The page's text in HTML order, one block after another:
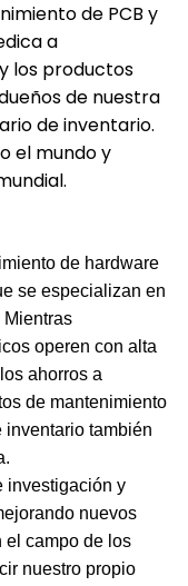
de PCB y
a
los productos
de nuestra
de inventario.
el mundo y
de hardware
se especializan en
Mientras
operen con alta
ahorros a
de mantenimiento
inventario también
investigación y
nuevos
el campo de los
nuestro propio